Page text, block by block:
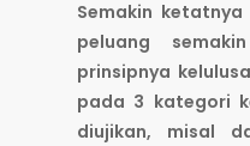
Semakin ketatnya
peluang
prinsipnya
pada 3 kategori
diujikan, misal